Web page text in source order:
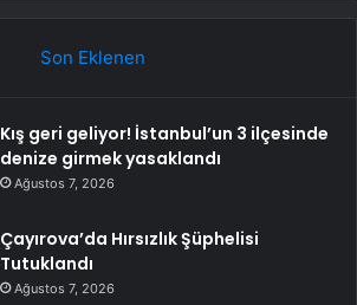
Son Eklenen
Kış geri geliyor! İstanbul’un 3 ilçesinde
denize girmek yasaklandı
Ağustos 7, 2026
Çayırova’da Hırsızlık Şüphelisi
Tutuklandı
Ağustos 7, 2026